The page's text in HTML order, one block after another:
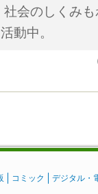
会のしくみ
動中。
コミック デジタル・